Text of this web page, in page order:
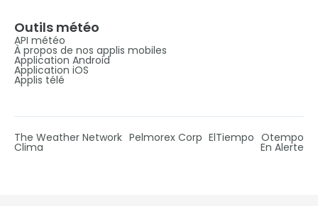
Outils météo
API météo
À propos de nos applis mobiles
Application Android
Application iOS
Applis télé
The Weather Network Pelmorex Corp ElTiempo Otempo
Clima En Alerte